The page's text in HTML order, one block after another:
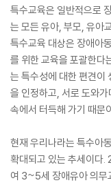
특수교육은 일반적으로
는 모든 유아, 부모, 유아
특수교육 대상은 장애아
를 위한 교육을 포괄한다
는 특수성에 대한 편견이
을 인정하고, 서로 도와
속에서 터득해 가기 때문
현재 우리나라는 특수아
확대되고 있는 추세이다.
여 3~5세 장애유아 의무